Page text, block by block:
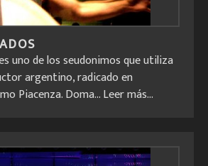
uno de los seudonimos que utiliza
argentino, radicado en
Piacenza. Doma...Leer más...